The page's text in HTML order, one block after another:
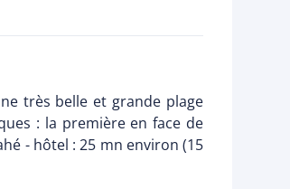
très belle et grande plage
: la première en face de
- hôtel : 25 mn environ (15